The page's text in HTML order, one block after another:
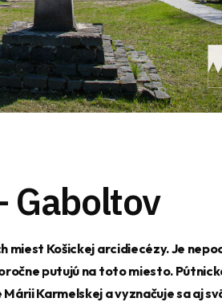
Gaboltov
Košickej arcidiecézy. Je
putujú na toto miesto.
Karmelskej a vyznačuje sa aj